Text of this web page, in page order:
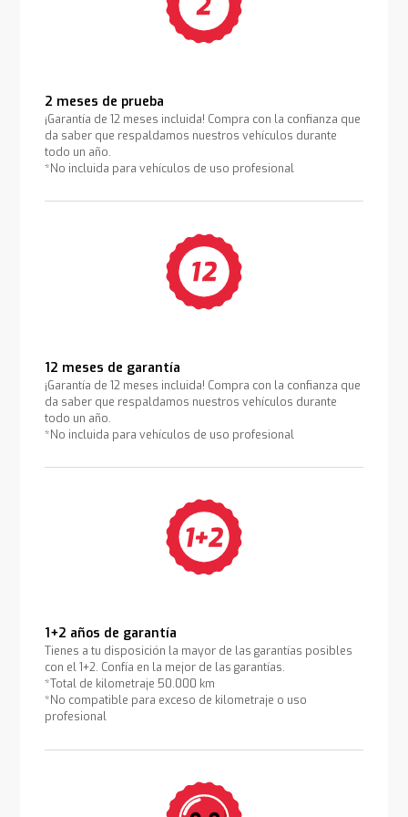
2 meses de prueba
¡Garantía de 12 meses incluida! Compra con la confianza que
da saber que respaldamos nuestros vehículos durante
todo un año.
*No incluida para vehículos de uso profesional
12 meses de garantía
¡Garantía de 12 meses incluida! Compra con la confianza que
da saber que respaldamos nuestros vehículos durante
todo un año.
*No incluida para vehículos de uso profesional
1+2 años de garantía
Tienes a tu disposición la mayor de las garantías posibles
con el 1+2. Confía en la mejor de las garantías.
*Total de kilometraje 50.000 km
*No compatible para exceso de kilometraje o uso
profesional